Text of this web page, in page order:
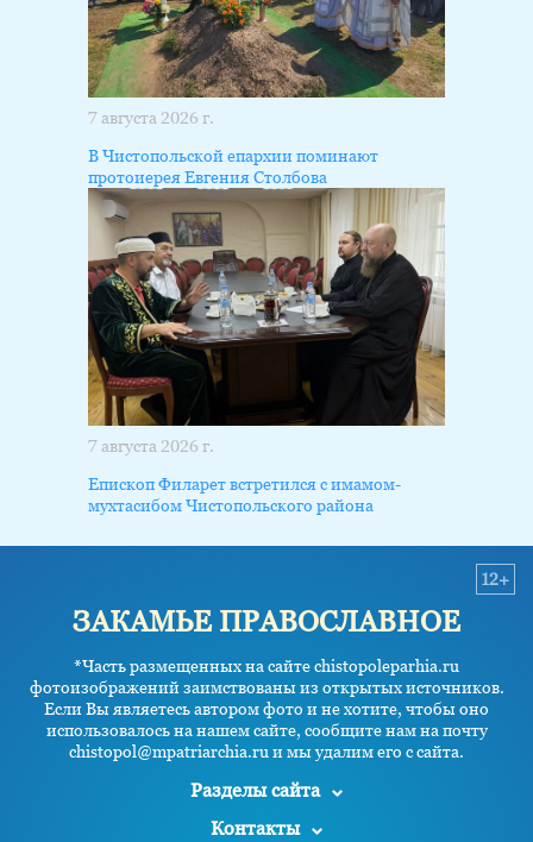
7 августа 2026 г.
В Чистопольской епархии поминают
протоиерея Евгения Столбова
7 августа 2026 г.
Епископ Филарет встретился с имамом-
мухтасибом Чистопольского района
ЗАКАМЬЕ ПРАВОСЛАВНОЕ
*Часть размещенных на сайте chistopoleparhia.ru
фотоизображений заимствованы из открытых источников.
Если Вы являетесь автором фото и не хотите, чтобы оно
использовалось на нашем сайте, сообщите нам на почту
chistopol@mpatriarchia.ru и мы удалим его с сайта.
12+
Разделы сайта
Контакты